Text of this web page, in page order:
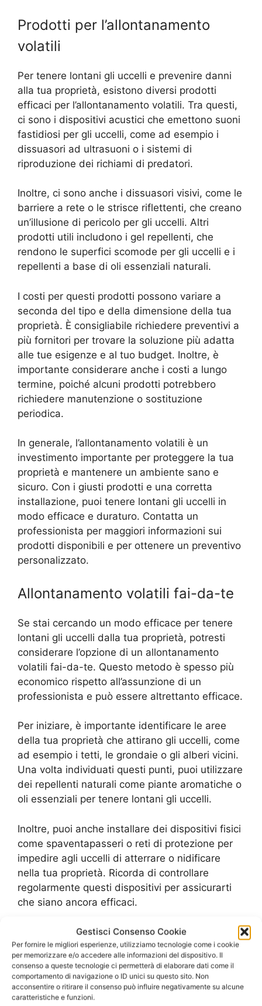
Gestisci Consenso Cookie
Per fornire le migliori esperienze, utilizziamo tecnologie come i cookie
per memorizzare e/o accedere alle informazioni del dispositivo. Il
consenso a queste tecnologie ci permetterà di elaborare dati come il
comportamento di navigazione o ID unici su questo sito. Non
acconsentire o ritirare il consenso può influire negativamente su alcune
caratteristiche e funzioni.
Prodotti per l’allontanamento
volatili
Per tenere lontani gli uccelli e prevenire danni
alla tua proprietà, esistono diversi prodotti
efficaci per l’allontanamento volatili. Tra questi,
ci sono i dispositivi acustici che emettono suoni
fastidiosi per gli uccelli, come ad esempio i
dissuasori ad ultrasuoni o i sistemi di
riproduzione dei richiami di predatori.
Inoltre, ci sono anche i dissuasori visivi, come le
barriere a rete o le strisce riflettenti, che creano
un’illusione di pericolo per gli uccelli. Altri
prodotti utili includono i gel repellenti, che
rendono le superfici scomode per gli uccelli e i
repellenti a base di oli essenziali naturali.
I costi per questi prodotti possono variare a
seconda del tipo e della dimensione della tua
proprietà. È consigliabile richiedere preventivi a
più fornitori per trovare la soluzione più adatta
alle tue esigenze e al tuo budget. Inoltre, è
importante considerare anche i costi a lungo
termine, poiché alcuni prodotti potrebbero
richiedere manutenzione o sostituzione
periodica.
In generale, l’allontanamento volatili è un
investimento importante per proteggere la tua
proprietà e mantenere un ambiente sano e
sicuro. Con i giusti prodotti e una corretta
installazione, puoi tenere lontani gli uccelli in
modo efficace e duraturo. Contatta un
professionista per maggiori informazioni sui
prodotti disponibili e per ottenere un preventivo
personalizzato.
Allontanamento volatili fai-da-te
Se stai cercando un modo efficace per tenere
lontani gli uccelli dalla tua proprietà, potresti
considerare l’opzione di un allontanamento
volatili fai-da-te. Questo metodo è spesso più
economico rispetto all’assunzione di un
professionista e può essere altrettanto efficace.
Per iniziare, è importante identificare le aree
della tua proprietà che attirano gli uccelli, come
ad esempio i tetti, le grondaie o gli alberi vicini.
Una volta individuati questi punti, puoi utilizzare
dei repellenti naturali come piante aromatiche o
oli essenziali per tenere lontani gli uccelli.
Inoltre, puoi anche installare dei dispositivi fisici
come spaventapasseri o reti di protezione per
impedire agli uccelli di atterrare o nidificare
nella tua proprietà. Ricorda di controllare
regolarmente questi dispositivi per assicurarti
che siano ancora efficaci.
Infine, se hai bisogno di aiuto, puoi sempre
consultare guide online o chiedere consigli a un
esperto di allontanamento volatili. Con un po’ di
pazienza e impegno, puoi facilmente tenere
lontani gli uccelli dalla tua proprietà senza dover